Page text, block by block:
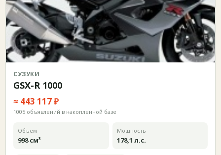
СУЗУКИ
GSX-R 1000
≈ 443 117 ₽
1005 объявлений в накопленной базе
Объём
998 см³
Мощность
178,1 л.с.